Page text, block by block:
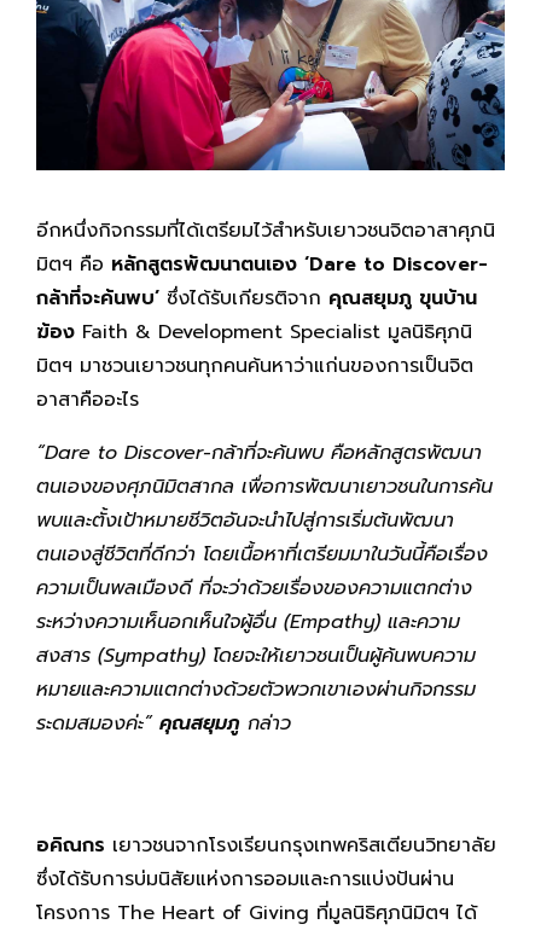
อีกหนึ่งกิจกรรมที่ได้เตรียมไว้สำหรับเยาวชนจิตอาสาศุภนิ
มิตฯ คือ หลักสูตรพัฒนาตนเอง ‘Dare to Discover-
กล้าที่จะค้นพบ’ ซึ่งได้รับเกียรติจาก คุณสยุมภู ขุนบ้าน
ฆ้อง Faith & Development Specialist มูลนิธิศุภนิ
มิตฯ มาชวนเยาวชนทุกคนค้นหาว่าแก่นของการเป็นจิต
อาสาคืออะไร
“Dare to Discover-กล้าที่จะค้นพบ คือหลักสูตรพัฒนา
ตนเองของศุภนิมิตสากล เพื่อการพัฒนาเยาวชนในการค้น
พบและตั้งเป้าหมายชีวิตอันจะนำไปสู่การเริ่มต้นพัฒนา
ตนเองสู่ชีวิตที่ดีกว่า โดยเนื้อหาที่เตรียมมาในวันนี้คือเรื่อง
ความเป็นพลเมืองดี ที่จะว่าด้วยเรื่องของความแตกต่าง
ระหว่างความเห็นอกเห็นใจผู้อื่น (Empathy) และความ
สงสาร (Sympathy) โดยจะให้เยาวชนเป็นผู้ค้นพบความ
หมายและความแตกต่างด้วยตัวพวกเขาเองผ่านกิจกรรม
ระดมสมองค่ะ” คุณสยุมภู กล่าว
อคิณกร เยาวชนจากโรงเรียนกรุงเทพคริสเตียนวิทยาลัย
ซึ่งได้รับการบ่มนิสัยแห่งการออมและการแบ่งปันผ่าน
โครงการ The Heart of Giving ที่มูลนิธิศุภนิมิตฯ ได้